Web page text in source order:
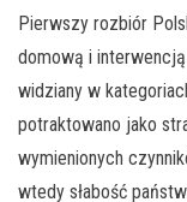
Pierwszy rozbiór
domową i
widziany w
potraktowano jako
wymienionych
wtedy słabość